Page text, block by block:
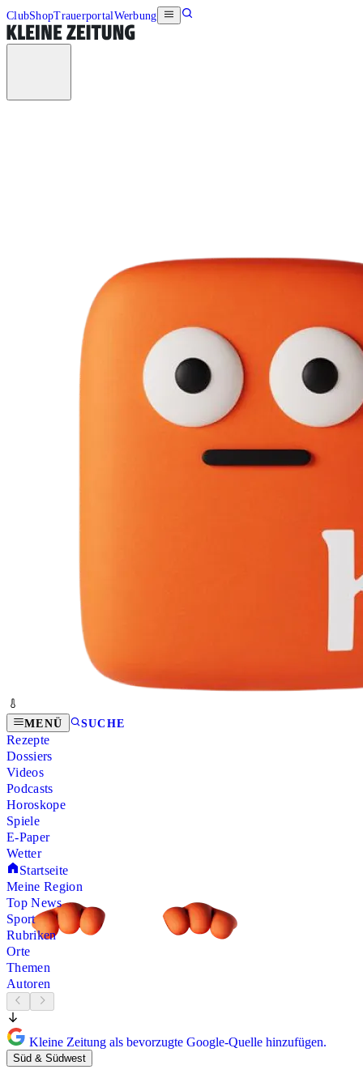
ClubShopTrauerportalWerbung
MENÜ SUCHE
Rezepte
Dossiers
Videos
Podcasts
Horoskope
Spiele
E-Paper
Wetter
Startseite
Meine Region
Top News
Sport
Rubriken
Orte
Themen
Autoren
Kleine Zeitung als bevorzugte Google-Quelle hinzufügen.
Süd & Südwest